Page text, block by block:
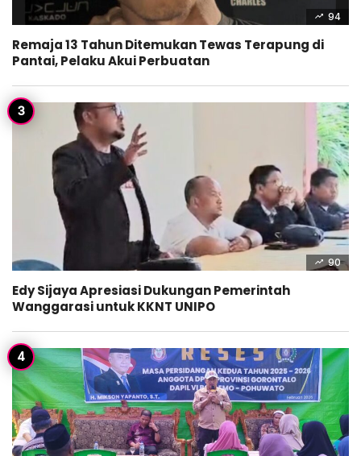
94
Remaja 13 Tahun Ditemukan Tewas Terapung di
Pantai, Pelaku Akui Perbuatan
90
Edy Sijaya Apresiasi Dukungan Pemerintah
Wanggarasi untuk KKNT UNIPO